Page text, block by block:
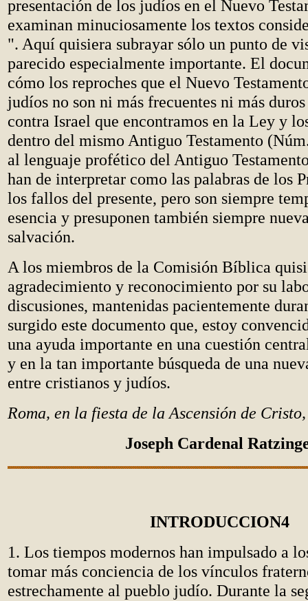
presentación de los judíos en el Nuevo
examinan minuciosamente los textos
". Aquí quisiera subrayar sólo un punto de
parecido especialmente importante. El
cómo los reproches que el Nuevo
judíos no son ni más frecuentes ni más
contra Israel que encontramos en la Ley y
dentro del mismo Antiguo Testamento
al lenguaje profético del Antiguo
han de interpretar como las palabras de los
los fallos del presente, pero son siempre
esencia y presuponen también siempre
salvación.
A los miembros de la Comisión Bíblica
agradecimiento y reconocimiento por su
discusiones, mantenidas pacientemente
surgido este documento que, estoy
una ayuda importante en una cuestión
y en la tan importante búsqueda de una
entre cristianos y judíos.
Roma, en la fiesta de la Ascensión de
Joseph Cardenal
INTRODUCCION4
1. Los tiempos modernos han impulsado a
tomar más conciencia de los vínculos
estrechamente al pueblo judío. Durante la